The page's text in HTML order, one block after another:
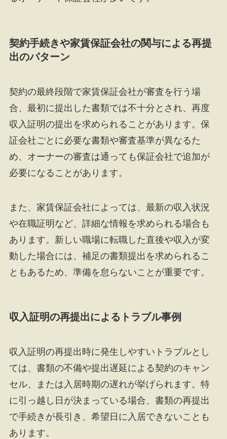
契約手続きや家賃保証会社の関与による再提
出のパターン
契約の最終段階で家賃保証会社が審査を行う場
合、最初に提出した書類では不十分とされ、再度
収入証明の提出を求められることがあります。保
証会社ごとに必要な書類や審査基準が異なるた
め、オーナーの審査は通っても保証会社で追加が
必要になることがあります。
また、家賃保証会社によっては、最新の収入状況
や在職証明など、詳細な情報を求められる場合も
あります。新しい職場に転職した直後や収入が変
動した場合には、補足の書類提出を求められるこ
ともあるため、準備を怠らないことが重要です。
収入証明の再提出によるトラブル事例
収入証明の再提出時に発生しやすいトラブルとし
ては、書類の不備や提出遅延による契約のキャン
セル、または入居時期の遅れが挙げられます。特
に引っ越し日が決まっている場合、書類の再提出
で手続きが長引き、希望日に入居できないことも
あります。